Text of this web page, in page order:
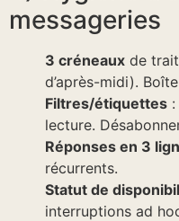
messageries
3 créneaux de
d’après-midi).
Filtres/étiquettes
lecture.
Réponses en 3
récurrents.
Statut de
interruptions ad